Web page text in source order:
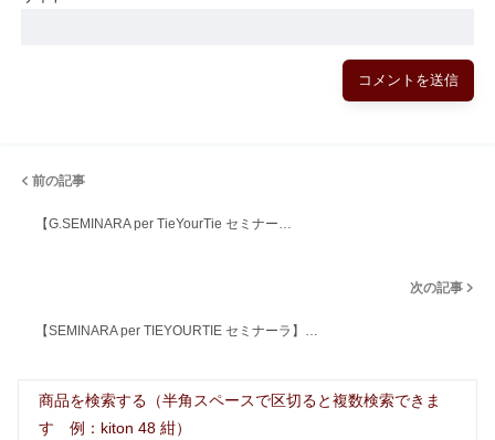
前の記事
【G.SEMINARA per TieYourTie セミナー…
次の記事
【SEMINARA per TIEYOURTIE セミナーラ】…
商品を検索する（半角スペースで区切ると複数検索できま
す 例：kiton 48 紺）